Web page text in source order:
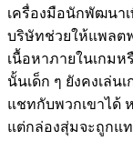
เครื่องมือนักพัฒนา
บริษัทช่วยให้แพลต
เนื้อหาภายในเกม
นั้นเด็ก ๆ ยังคงเล่น
แชทกับพวกเขาได้
แต่กล่องสุ่มจะถูกแ